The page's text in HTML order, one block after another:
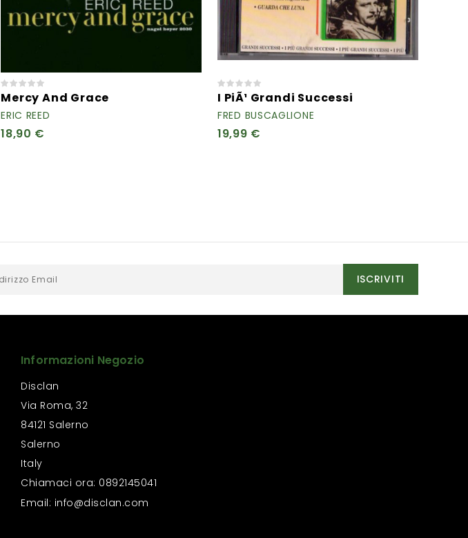
Mercy And Grace
ERIC REED
18,90 €
I PiÃ¹ Grandi Successi
FRED BUSCAGLIONE
19,99 €
Informazioni Negozio
Disclan
Via Roma, 32
84121 Salerno
Salerno
Italy
Chiamaci ora: 0892145041
Email: info@disclan.com